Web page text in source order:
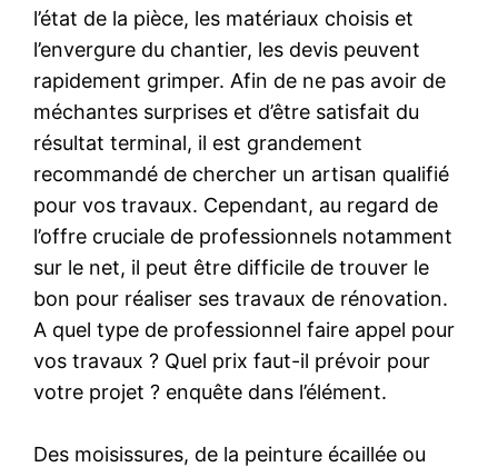
l’état de la pièce, les matériaux choisis et
l’envergure du chantier, les devis peuvent
rapidement grimper. Afin de ne pas avoir de
méchantes surprises et d’être satisfait du
résultat terminal, il est grandement
recommandé de chercher un artisan qualifié
pour vos travaux. Cependant, au regard de
l’offre cruciale de professionnels notamment
sur le net, il peut être difficile de trouver le
bon pour réaliser ses travaux de rénovation.
A quel type de professionnel faire appel pour
vos travaux ? Quel prix faut-il prévoir pour
votre projet ? enquête dans l’élément.
Des moisissures, de la peinture écaillée ou